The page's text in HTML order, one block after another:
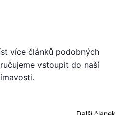
Další článek
Rewilding: co to je a